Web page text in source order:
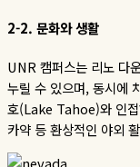
2-2. 문화와생활
UNR 캠퍼스는 리노 다
누릴 수 있으며, 동시에
호(Lake Tahoe)와 인
카약 등 환상적인 야외